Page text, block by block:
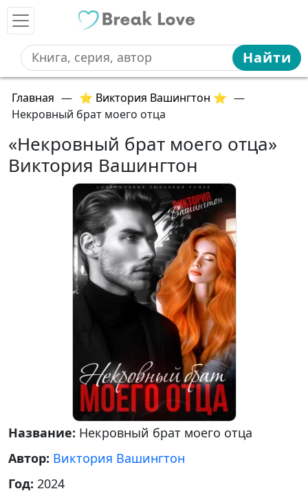
Найти
Главная — ⭐ Виктория Вашингтон ⭐ —
Некровный брат моего отца
«Некровный брат моего отца»
Виктория Вашингтон
Название: Некровный брат моего отца
Автор: Виктория Вашингтон
Год: 2024